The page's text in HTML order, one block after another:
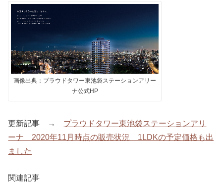
画像出典：プラウドタワー東池袋ステーションアリー
ナ公式HP
更新記事 → プラウドタワー東池袋ステーションアリ
ーナ 2020年11月時点の販売状況 1LDKの予定価格も出
ました
関連記事